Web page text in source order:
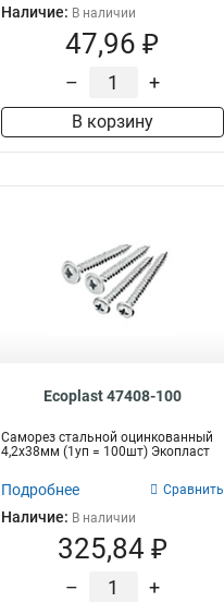
Наличие: В наличии
47,96 ₽
– +
В корзину
Ecoplast 47408-100
Саморез стальной оцинкованный
4,2x38мм (1уп = 100шт) Экопласт
Подробнее Сравнить
Наличие: В наличии
325,84 ₽
– +